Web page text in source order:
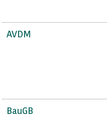
AVDM
BauGB